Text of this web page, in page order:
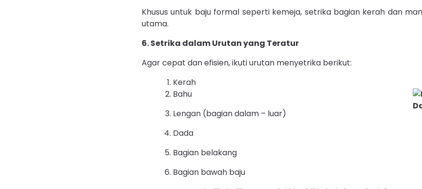
Khusus untuk baju formal seperti kemeja, setrika bagian kerah dan
utama.
6. Setrika dalam Urutan yang Teratur
Agar cepat dan efisien, ikuti urutan menyetrika berikut:
Kerah
Bahu
Lengan (bagian dalam – luar)
Dada
Bagian belakang
Bagian bawah baju